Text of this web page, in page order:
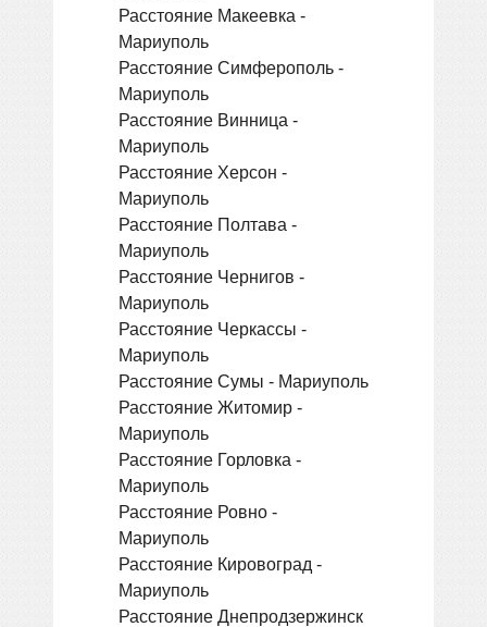
Расстояние Макеевка -
Мариуполь
Расстояние Симферополь -
Мариуполь
Расстояние Винница -
Мариуполь
Расстояние Херсон -
Мариуполь
Расстояние Полтава -
Мариуполь
Расстояние Чернигов -
Мариуполь
Расстояние Черкассы -
Мариуполь
Расстояние Сумы - Мариуполь
Расстояние Житомир -
Мариуполь
Расстояние Горловка -
Мариуполь
Расстояние Ровно -
Мариуполь
Расстояние Кировоград -
Мариуполь
Расстояние Днепродзержинск